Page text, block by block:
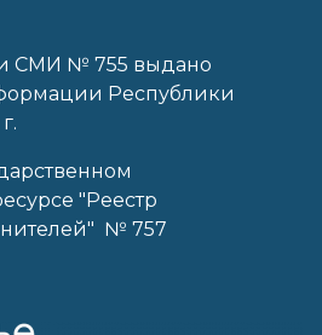
СМИ № 755 выдано
Республики
"Реестр
№ 757